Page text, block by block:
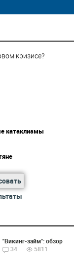
кризисе?
катаклизмы
"Викинг-займ": обзор
34
5811